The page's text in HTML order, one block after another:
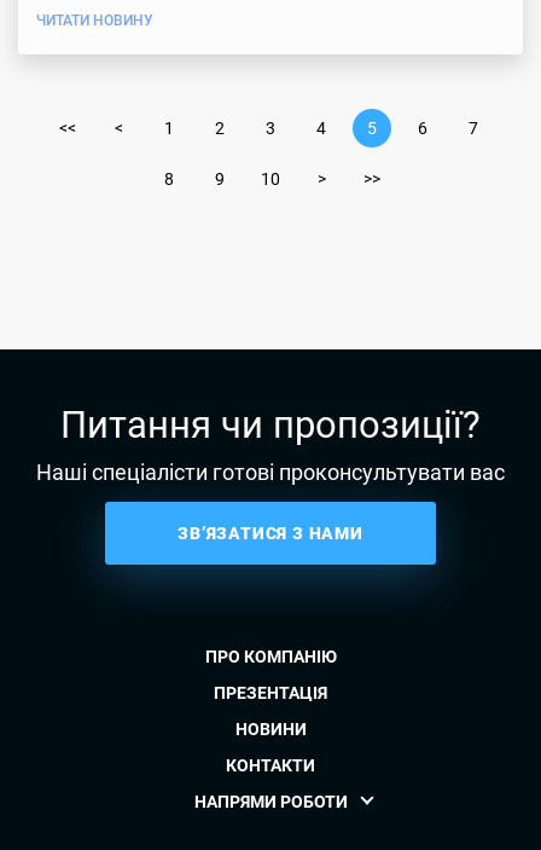
ЧИТАТИ НОВИНУ
<< < 1 2 3 4 5 6 7
8 9 10 > >>
Питання чи пропозиції?
Наші спеціалісти готові проконсультувати вас
ЗВ’ЯЗАТИСЯ З НАМИ
НАПРЯМИ РОБОТИ
ПРО КОМПАНІЮ
ПРЕЗЕНТАЦІЯ
НОВИНИ
КОНТАКТИ